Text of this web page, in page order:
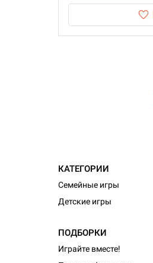
КАТЕГОРИИ
Семейные игры
Детские игры
ПОДБОРКИ
Играйте вместе!